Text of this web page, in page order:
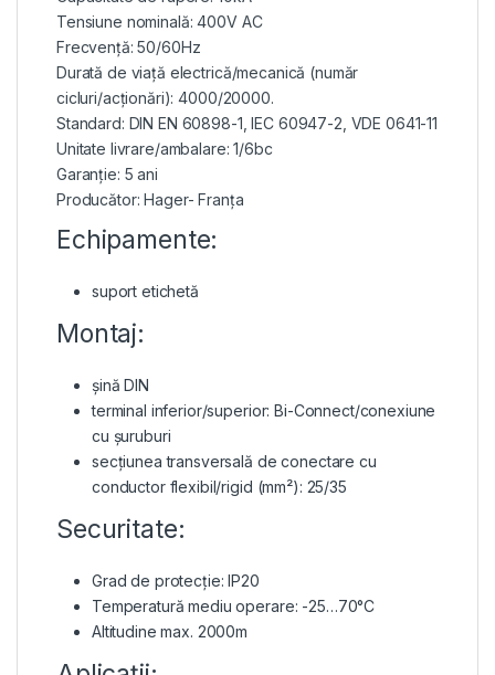
Tensiune nominală: 400V AC
Frecvență: 50/60Hz
Durată de viață electrică/mecanică (număr
cicluri/acționări): 4000/20000.
Standard: DIN EN 60898-1, IEC 60947-2, VDE 0641-11
Unitate livrare/ambalare: 1/6bc
Garanție: 5 ani
Producător: Hager- Franța
Echipamente:
suport etichetă
Montaj:
șină DIN
terminal inferior/superior: Bi-Connect/conexiune
cu șuruburi
secțiunea transversală de conectare cu
conductor flexibil/rigid (mm²): 25/35
Securitate:
Grad de protecție: IP20
Temperatură mediu operare: -25…70°C
Altitudine max. 2000m